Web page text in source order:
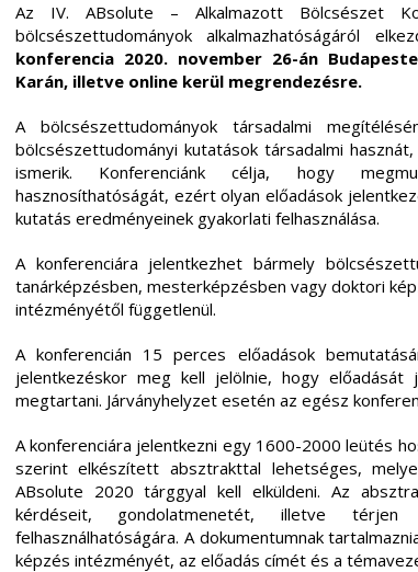
Az IV. ABsolute – Alkalmazott Bölcsészet
bölcsészettudományok alkalmazhatóságáról
konferencia 2020. november 26-án
Karán, illetve online kerül megrendezésre.
A bölcsészettudományok társadalmi
bölcsészettudományi kutatások társadalmi
ismerik. Konferenciánk célja, hogy
hasznosíthatóságát, ezért olyan előadások
kutatás eredményeinek gyakorlati felhasználása.
A konferenciára jelentkezhet bármely
tanárképzésben, mesterképzésben vagy doktori
intézményétől függetlenül.
A konferencián 15 perces előadások
jelentkezéskor meg kell jelölnie, hogy előadását
megtartani. Járványhelyzet esetén az egész
A konferenciára jelentkezni egy 1600-2000 leütés
szerint elkészített absztrakttal lehetséges,
ABsolute 2020 tárggyal kell elküldeni. Az
kérdéseit, gondolatmenetét, illetve
felhasználhatóságára. A dokumentumnak
képzés intézményét, az előadás címét és a